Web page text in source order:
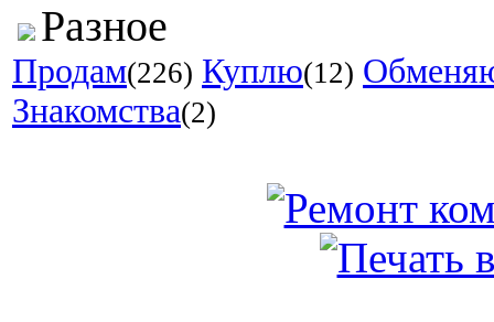
Разное
Продам(226) Куплю(12)
Знакомства(2)